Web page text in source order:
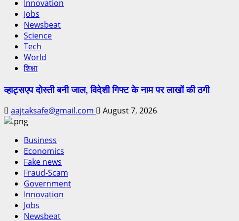
Innovation
Jobs
Newsbeat
Science
Tech
World
शिक्षा
व्हाट्सएप दोस्ती बनी जाल, विदेशी गिफ्ट के नाम पर लाखों की ठगी
aajtaksafe@gmail.com August 7, 2026
Business
Economics
Fake news
Fraud-Scam
Government
Innovation
Jobs
Newsbeat